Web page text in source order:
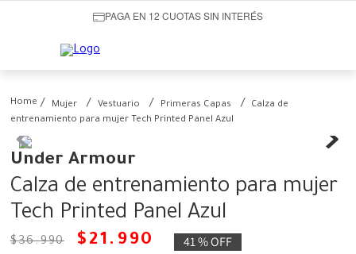
PAGA EN 12 CUOTAS SIN INTERÉS
Mujer Vestuario Primeras Capas
Calza de
entrenamiento para mujer Tech Printed Panel Azul
Under Armour
Calza de entrenamiento para mujer
Tech Printed Panel Azul
$36.990 $ 21 . 990 41 %OFF